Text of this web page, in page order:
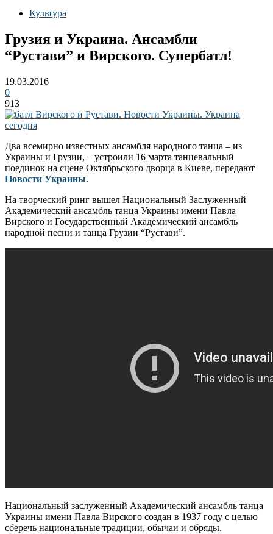
Культура
Грузия и Украина. Ансамбли
“Рустави” и Вирского. Супербатл!
19.03.2016
0
913
Два всемирно известных ансамбля народного танца – из
Украины и Грузии, – устроили 16 марта танцевальный
поединок на сцене Октябрьского дворца в Киеве, передают
Новости Украины.
На творческий ринг вышел Национальный Заслуженный
Академический ансамбль танца Украины имени Павла
Вирского и Государственный Академический ансамбль
народной песни и танца Грузии “Рустави”.
Национальный заслуженный Академический ансамбль танца
Украины имени Павла Вирского создан в 1937 году с целью
сберечь национальные традиции, обычаи и обряды.